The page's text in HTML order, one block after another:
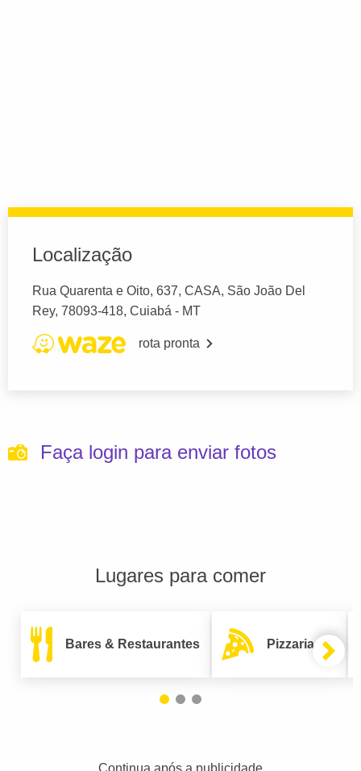
Localização
Rua Quarenta e Oito, 637, CASA, São João Del
Rey, 78093-418, Cuiabá - MT
rota pronta
Faça login para enviar fotos
Lugares para comer
Bares & Restaurantes Pizzarias